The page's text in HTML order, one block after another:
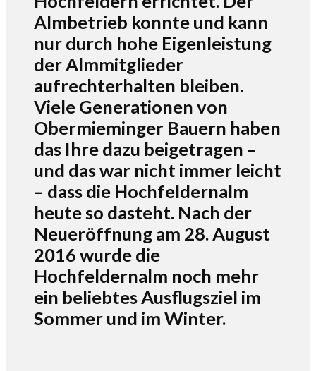
Almbetrieb konnte und kann
nur durch hohe Eigenleistung
der Almmitglieder
aufrechterhalten bleiben.
Viele Generationen von
Obermieminger Bauern haben
das Ihre dazu beigetragen –
und das war nicht immer leicht
– dass die Hochfeldernalm
heute so dasteht. Nach der
Neueröffnung am 28. August
2016 wurde die
Hochfeldernalm noch mehr
ein beliebtes Ausflugsziel im
Sommer und im Winter.